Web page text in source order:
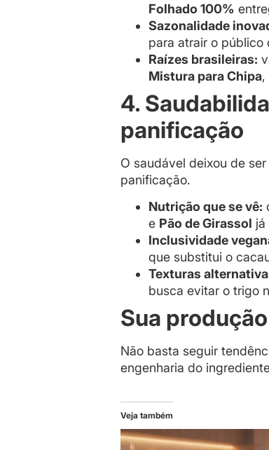
Folhado 100%
Sazonalidade
para atrair o público
Raízes brasileiras:
Mistura para Chipa,
4.
panificação
O saudável deixou de
panificação.
Nutrição que se vê:
e Pão de Girassol já
Inclusividade
que substitui o
Texturas
busca evitar o trigo
Sua
Não basta seguir
engenharia do
Veja também